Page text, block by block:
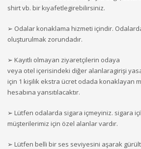
shirt vb. bir kıyafetlegirebilirsiniz.
➢ Odalar konaklama hizmeti içindir.
oluşturulmak zorundadır.
➢ Kayıtlı olmayan ziyaretçilerin odaya
veya otel içerisindeki diğer alanlaragirişi
için 1 kişilik ekstra ücret odada konaklayan
hesabına yansıtılacaktır.
➢ Lütfen odalarda sigara içmeyiniz. sigara
müşterilerimiz için özel alanlar vardır.
➢ Lütfen belli bir ses seviyesini aşarak